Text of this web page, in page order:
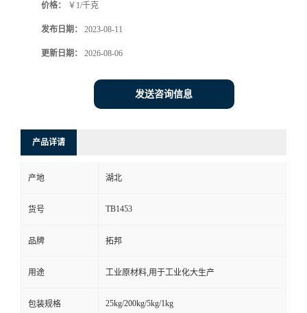
价格： ￥1/千克
发布日期： 2023-08-11
更新日期： 2026-08-06
发送咨询信息
产品详请
产地 湖北
货号 TB1453
品牌 拓邦
用途 工业原材料,用于工业化大生产
包装规格 25kg/200kg/5kg/1kg